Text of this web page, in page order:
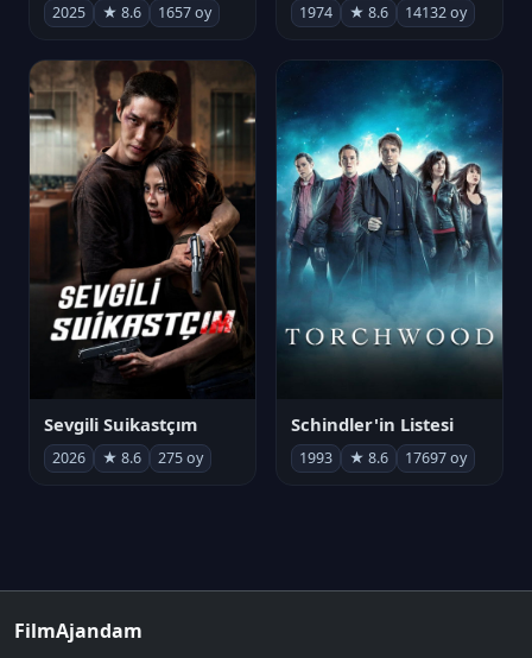
2025 ★ 8.6 1657 oy 1974 ★ 8.6 14132 oy
Sevgili Suikastçım
2026 ★ 8.6 275 oy
Schindler'in Listesi
1993 ★ 8.6 17697 oy
FilmAjandam